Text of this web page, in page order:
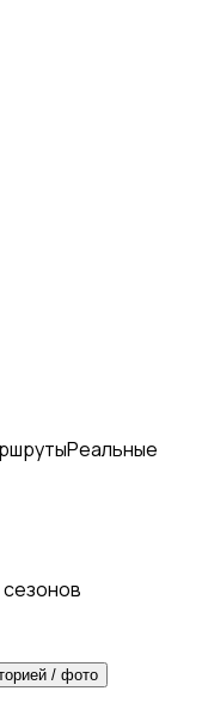
Реальные
/ фото